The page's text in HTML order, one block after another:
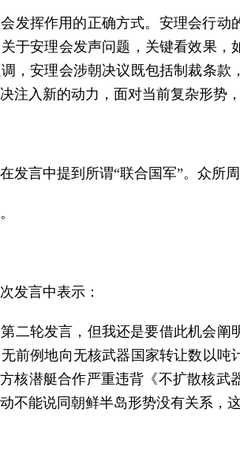
发挥作用的正确方式。安理会行
于安理会发声问题，关键看效果
，安理会涉朝决议既包括制裁条
注入新的动力，面对当前复杂形势
发言中提到所谓“联合国军”。众所
发言中表示：
二轮发言，但我还是要借此机会
前例地向无核武器国家转让数以
核潜艇合作严重违背《不扩散核
不能说同朝鲜半岛形势没有关系，